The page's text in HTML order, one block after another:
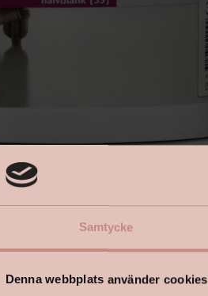
Samtycke
Denna webbplats använder cookies